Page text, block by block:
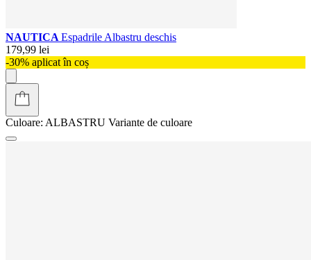
NAUTICA Espadrile Albastru deschis
179,99 lei
-30% aplicat în coș
Culoare: ALBASTRU Variante de culoare